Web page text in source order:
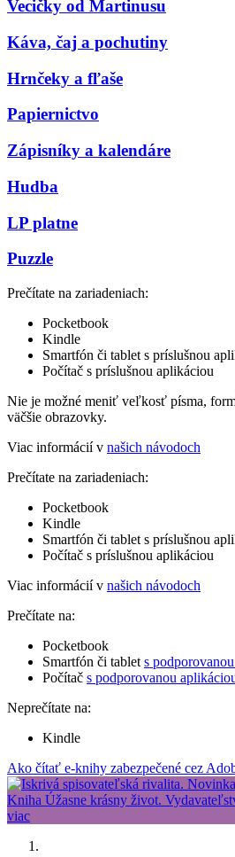
Vecičky od Martinusu
Káva, čaj a pochutiny
Hrnčeky a fľaše
Papiernictvo
Zápisníky a kalendáre
Hudba
LP platne
Puzzle
Prečítate na zariadeniach:
Pocketbook
Kindle
Smartfón či tablet s príslušnou
Počítač s príslušnou aplikáciou
Nie je možné meniť veľkosť písma,
väčšie obrazovky.
Viac informácií v našich návodoch
Prečítate na zariadeniach:
Pocketbook
Kindle
Smartfón či tablet s príslušnou
Počítač s príslušnou aplikáciou
Viac informácií v našich návodoch
Prečítate na:
Pocketbook
Smartfón či tablet s
Počítač s podporovanou
Neprečítate na:
Kindle
Ako čítať e-knihy zabezpečené cez